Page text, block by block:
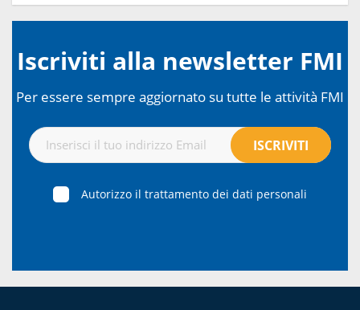
Iscriviti alla newsletter FMI
Per essere sempre aggiornato su tutte le attività FMI
Autorizzo il trattamento dei dati personali